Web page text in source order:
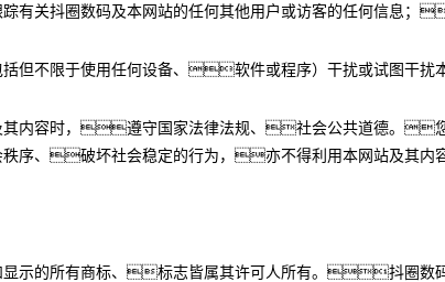
有关抖圈数码及本网站的任何其他用户或访客的任何信息
括但不限于使用任何设备、软件或程序）干扰或试图干
其内容时，遵守国家法律法规、社会公共道德。
秩序、破坏社会稳定的行为，亦不得利用本网站及其内
显示的所有商标、标志皆属其许可人所有。抖